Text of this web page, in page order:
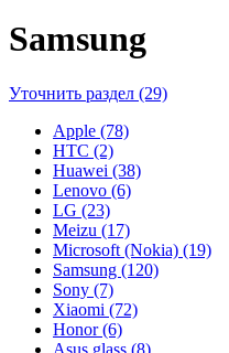
Samsung
Уточнить раздел (29)
Apple (78)
HTC (2)
Huawei (38)
Lenovo (6)
LG (23)
Meizu (17)
Microsoft (Nokia) (19)
Samsung (120)
Sony (7)
Xiaomi (72)
Honor (6)
Asus glass (8)